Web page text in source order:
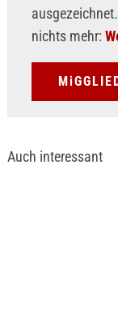
nichts mehr:
Auch interessant